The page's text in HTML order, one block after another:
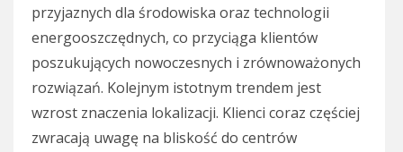
przyjaznych dla środowiska oraz technologii
energooszczędnych, co przyciąga klientów
poszukujących nowoczesnych i zrównoważonych
rozwiązań. Kolejnym istotnym trendem jest
wzrost znaczenia lokalizacji. Klienci coraz częściej
zwracają uwagę na bliskość do centrów